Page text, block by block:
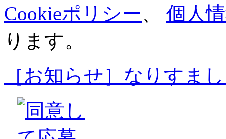
Cookieポリシー、 個人
ります。
［お知らせ］なりすま